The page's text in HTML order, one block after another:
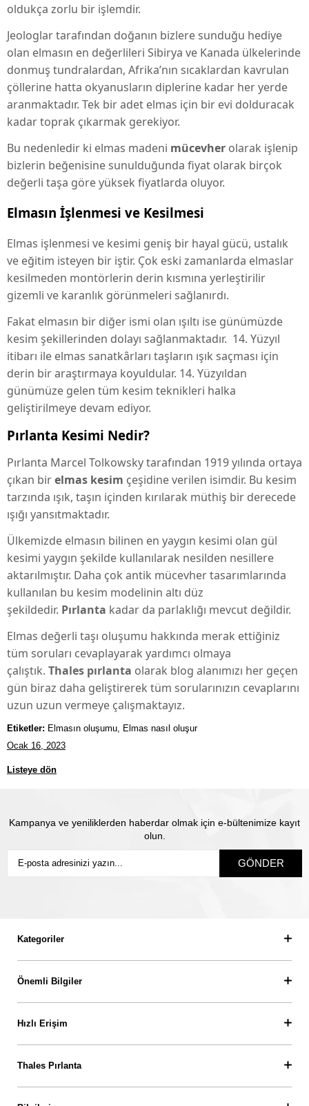
oldukça zorlu bir işlemdir.
Jeologlar tarafından doğanın bizlere sunduğu hediye
olan elmasın en değerlileri Sibirya ve Kanada ülkelerinde
donmuş tundralardan, Afrika’nın sıcaklardan kavrulan
çöllerine hatta okyanusların diplerine kadar her yerde
aranmaktadır. Tek bir adet elmas için bir evi dolduracak
kadar toprak çıkarmak gerekiyor.
Bu nedenledir ki elmas madeni mücevher olarak işlenip
bizlerin beğenisine sunulduğunda fiyat olarak birçok
değerli taşa göre yüksek fiyatlarda oluyor.
Elmasın İşlenmesi ve Kesilmesi
Elmas işlenmesi ve kesimi geniş bir hayal gücü, ustalık
ve eğitim isteyen bir iştir. Çok eski zamanlarda elmaslar
kesilmeden montörlerin derin kısmına yerleştirilir
gizemli ve karanlık görünmeleri sağlanırdı.
Fakat elmasın bir diğer ismi olan ışıltı ise günümüzde
kesim şekillerinden dolayı sağlanmaktadır. 14. Yüzyıl
itibarı ile elmas sanatkârları taşların ışık saçması için
derin bir araştırmaya koyuldular. 14. Yüzyıldan
günümüze gelen tüm kesim teknikleri halka
geliştirilmeye devam ediyor.
Pırlanta Kesimi Nedir?
Pırlanta Marcel Tolkowsky tarafından 1919 yılında ortaya
çıkan birelmas kesim çeşidine verilen isimdir. Bu kesim
tarzında ışık, taşın içinden kırılarak müthiş bir derecede
ışığı yansıtmaktadır.
Ülkemizde elmasın bilinen en yaygın kesimi olan gül
kesimi yaygın şekilde kullanılarak nesilden nesillere
aktarılmıştır. Daha çok antik mücevher tasarımlarında
kullanılan bu kesim modelinin altı düz
şekildedir. Pırlanta kadar da parlaklığı mevcut değildir.
Elmas değerli taşı oluşumu hakkında merak ettiğiniz
tüm soruları cevaplayarak yardımcı olmaya
çalıştık. Thales pırlanta olarak blog alanımızı her geçen
gün biraz daha geliştirerek tüm sorularınızın cevaplarını
uzun uzun vermeye çalışmaktayız.
Etiketler: Elmasın oluşumu, Elmas nasıl oluşur
Ocak 16, 2023
Listeye dön
Kampanya ve yeniliklerden haberdar olmak için e-bültenimize kayıt
olun.
GÖNDER
Kategoriler
Önemli Bilgiler
Hızlı Erişim
Thales Pırlanta